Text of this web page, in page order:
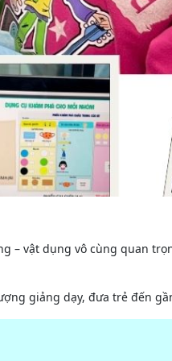
– vật dụng vô cùng quan
giảng dạy, đưa trẻ đến